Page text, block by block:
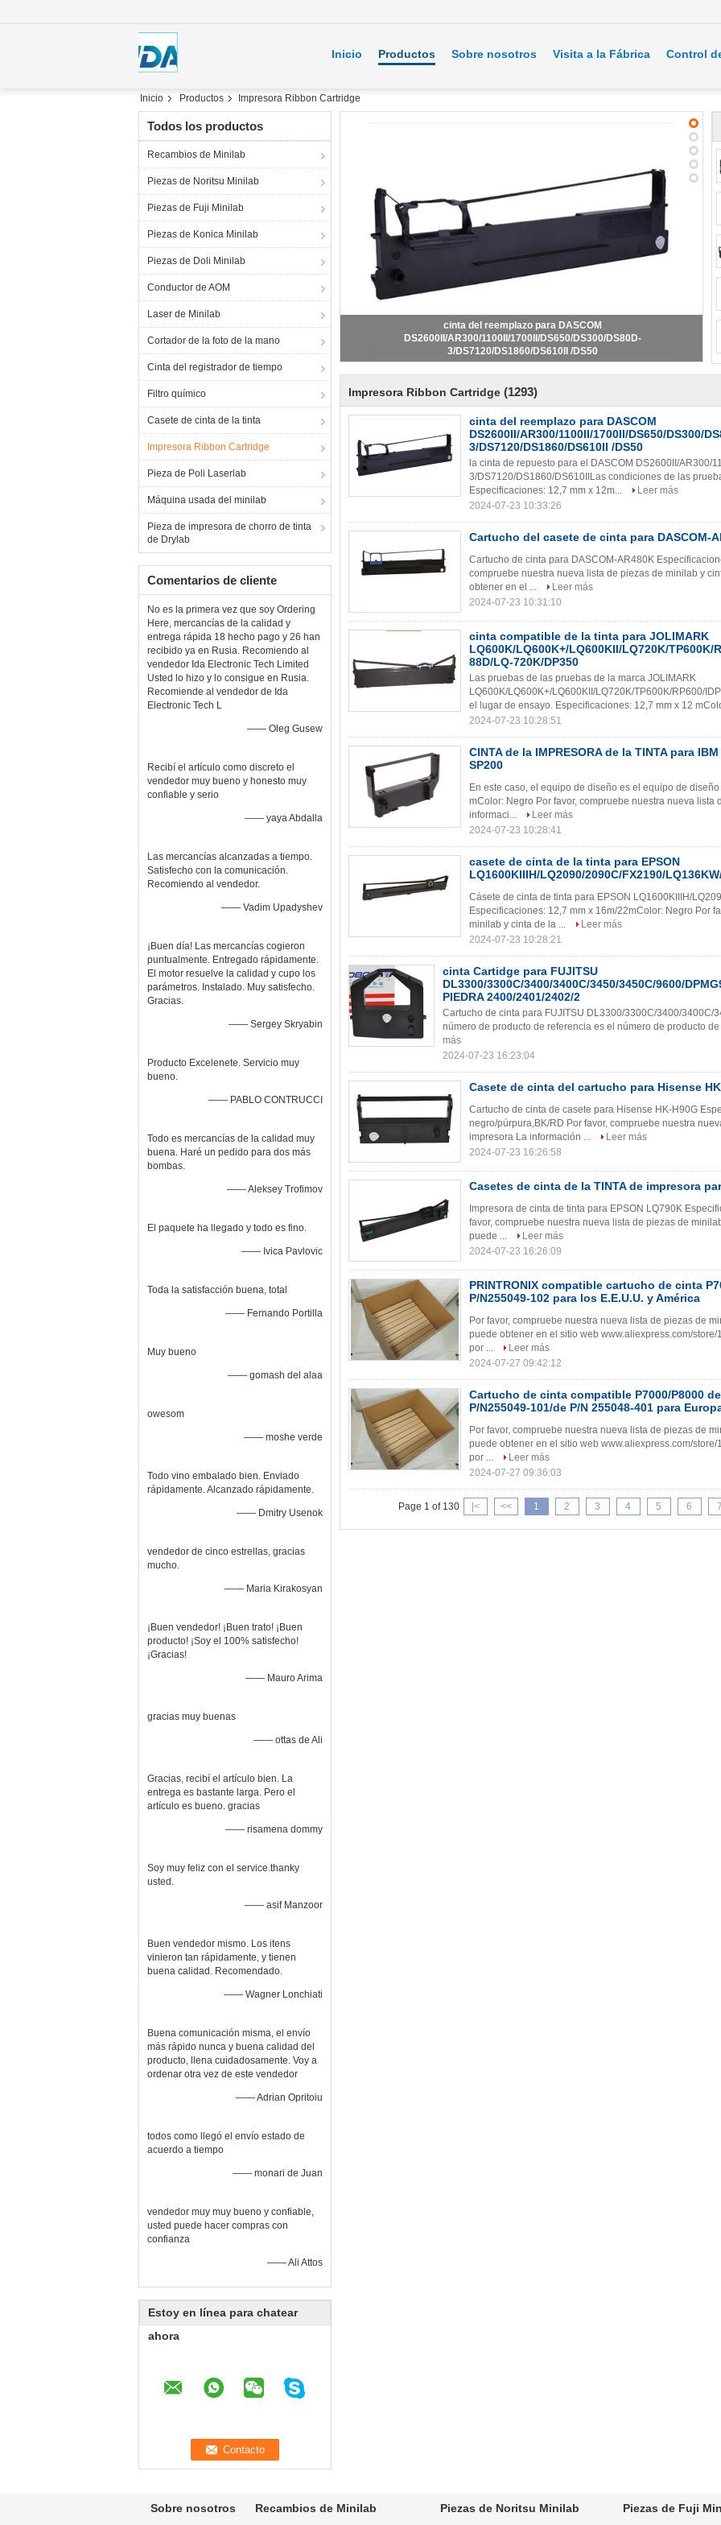
Inicio Productos Sobre nosotros Visita a la Fábrica Control
Inicio Productos Impresora Ribbon Cartridge
Todos los productos
Recambios de Minilab
Piezas de Noritsu Minilab
Piezas de Fuji Minilab
Piezas de Konica Minilab
Piezas de Doli Minilab
Conductor de AOM
Laser de Minilab
Cortador de la foto de la mano
Cinta del registrador de tiempo
Filtro químico
Casete de cinta de la tinta
Impresora Ribbon Cartridge
Pieza de Poli Laserlab
Máquina usada del minilab
Pieza de impresora de chorro de tinta
de Drylab
Comentarios de cliente
No es la primera vez que soy Ordering
Here, mercancías de la calidad y
entrega rápida 18 hecho pago y 26 han
recibido ya en Rusia. Recomiendo al
vendedor Ida Electronic Tech Limited
Usted lo hizo y lo consigue en Rusia.
Recomiende al vendedor de Ida
Electronic Tech L
—— Oleg Gusew
Recibí el artículo como discreto el
vendedor muy bueno y honesto muy
confiable y serio
—— yaya Abdalla
Las mercancías alcanzadas a tiempo.
Satisfecho con la comunicación.
Recomiendo al vendedor.
—— Vadim Upadyshev
¡Buen día! Las mercancías cogieron
puntualmente. Entregado rápidamente.
El motor resuelve la calidad y cupo los
parámetros. Instalado. Muy satisfecho.
Gracias.
—— Sergey Skryabin
Producto Excelenete. Servicio muy
bueno.
—— PABLO CONTRUCCI
Todo es mercancías de la calidad muy
buena. Haré un pedido para dos más
bombas.
—— Aleksey Trofimov
El paquete ha llegado y todo es fino.
—— Ivica Pavlovic
Toda la satisfacción buena, total
—— Fernando Portilla
Muy bueno
—— gomash del alaa
owesom
—— moshe verde
Todo vino embalado bien. Enviado
rápidamente. Alcanzado rápidamente.
—— Dmitry Usenok
vendedor de cinco estrellas, gracias
mucho.
—— Maria Kirakosyan
¡Buen vendedor! ¡Buen trato! ¡Buen
producto! ¡Soy el 100% satisfecho!
¡Gracias!
—— Mauro Arima
gracias muy buenas
—— ottas de Ali
Gracias, recibí el artículo bien. La
entrega es bastante larga. Pero el
artículo es bueno. gracias
—— risamena dommy
Soy muy feliz con el service.thanky
usted.
—— asif Manzoor
Buen vendedor mismo. Los itens
vinieron tan rápidamente, y tienen
buena calidad. Recomendado.
—— Wagner Lonchiati
Buena comunicación misma, el envío
más rápido nunca y buena calidad del
producto, llena cuidadosamente. Voy a
ordenar otra vez de este vendedor
—— Adrian Opritoiu
todos como llegó el envío estado de
acuerdo a tiempo
—— monari de Juan
vendedor muy muy bueno y confiable,
usted puede hacer compras con
confianza
—— Ali Attos
Estoy en línea para chatear
ahora
Cartucho del casete de cinta para DASCOM-AR480K
Impresora Ribbon Cartridge (1293)
cinta del reemplazo para DASCOM
DS2600II/AR300/1100II/1700II/DS650/DS300/
3/DS7120/DS1860/DS610II /DS50
la cinta de repuesto para el DASCOM DS2600II/AR300/
3/DS7120/DS1860/DS610IILas condiciones de las
Especificaciones: 12,7 mm x 12m...
Leer más
2024-07-23 10:33:26
Cartucho del casete de cinta para DASCOM-
Cartucho de cinta para DASCOM-AR480K
compruebe nuestra nueva lista de piezas de minilab y
obtener en el ...
Leer más
2024-07-23 10:31:10
cinta compatible de la tinta para JOLIMARK
LQ600K/LQ600K+/LQ600KII/LQ720K/TP600K/
88D/LQ-720K/DP350
Las pruebas de las pruebas de la marca JOLIMARK
LQ600K/LQ600K+/LQ600KII/LQ720K/TP600K/RP600/
el lugar de ensayo. Especificaciones: 12,7 mm x 12
2024-07-23 10:28:51
CINTA de la IMPRESORA de la TINTA para
SP200
En este caso, el equipo de diseño es el equipo de
mColor: Negro Por favor, compruebe nuestra nueva
informaci...
Leer más
2024-07-23 10:28:41
casete de cinta de la tinta para EPSON
LQ1600KIIIH/LQ2090/2090C/FX2190/
Cásete de cinta de tinta para EPSON LQ1600KIIIH/
Especificaciones: 12,7 mm x 16m/22mColor: Negro Por
minilab y cinta de la ...
Leer más
2024-07-23 10:28:21
cinta Cartidge para FUJITSU
DL3300/3300C/3400/3400C/3450/3450C/9600/
PIEDRA 2400/2401/2402/2
Cartucho de cinta para FUJITSU DL3300/3300C/3400/3400C/
número de producto de referencia es el número de producto
más
2024-07-23 16:23:04
Casete de cinta del cartucho para Hisense
Cartucho de cinta de casete para Hisense HK-H90G
negro/púrpura,BK/RD Por favor, compruebe nuestra
impresora La información ...
Leer más
2024-07-23 16:26:58
Casetes de cinta de la TINTA de impresora
Impresora de cinta de tinta para EPSON LQ790K
favor, compruebe nuestra nueva lista de piezas de
puede ...
Leer más
2024-07-23 16:26:09
PRINTRONIX compatible cartucho de cinta
P/N255049-102 para los E.E.U.U. y América
Por favor, compruebe nuestra nueva lista de piezas de
puede obtener en el sitio web www.aliexpress.com/
por ...
Leer más
2024-07-27 09:42:12
Cartucho de cinta compatible P7000/P8000 de
P/N255049-101/de P/N 255048-401 para
Por favor, compruebe nuestra nueva lista de piezas de
puede obtener en el sitio web www.aliexpress.com/
por ...
Leer más
2024-07-27 09:36:03
Page 1 of 130 |< << 1 2 3 4 5 6 7
Sobre nosotros Recambios de Minilab Piezas de Noritsu Minilab Piezas de Fuji